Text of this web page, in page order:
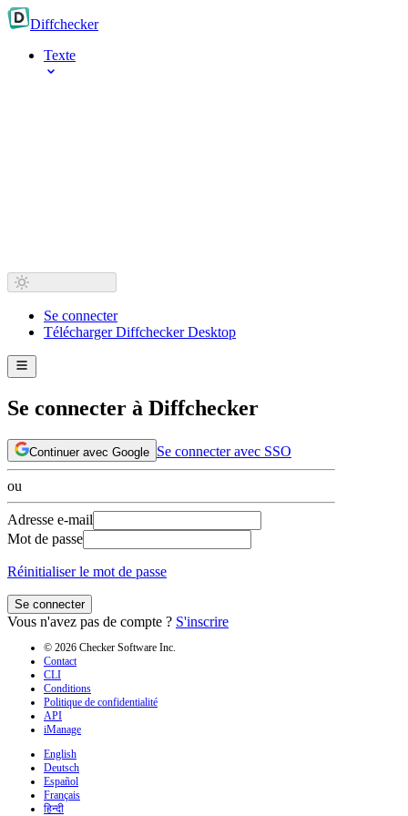
Diffchecker
Texte
Se connecter
Télécharger Diffchecker Desktop
Se connecter à Diffchecker
Continuer avec Google Se connecter avec SSO
ou
Adresse e-mail
Mot de passe
Réinitialiser le mot de passe
Se connecter
Vous n'avez pas de compte ? S'inscrire
© 2026 Checker Software Inc.
Contact
CLI
Conditions
Politique de confidentialité
API
iManage
English
Deutsch
Español
Français
हिन्दी